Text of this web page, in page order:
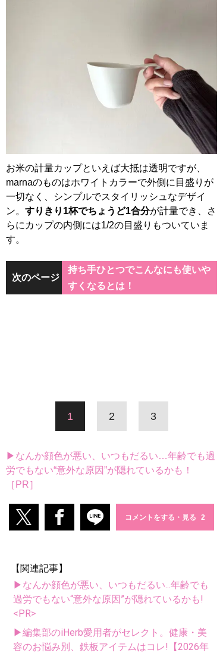
お米の計量カップといえば大抵は透明ですが、
marnaのものはホワイトカラーで外側に目盛りが
一切なく、シンプルでスタイリッシュなデザイ
ン。 すりきり1杯でちょうど1合分が計量でき、さ
らにカップの内側には1/2の目盛りもついていま
す。
次のページ
持ち手ひとつでこんなにも使いや
すくなるとは！
1 2 3
▶なんか顔色が悪い、いつもだるい…年齢でも過
労でもない“意外な原因”が隠れているかも！
［PR］
コメントをする・見る
【関連記事】
▶なんか顔色が悪い、いつもだるい...年齢でも
過労でもない“意外な原因”が隠れているかも!
<PR>
▶編集部のiHerb愛用者がセレクト。健康・美
容のお悩み別、鉄板アイテムはコレ!【2026年